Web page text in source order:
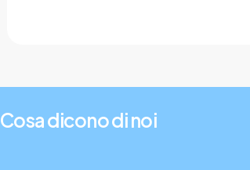
Cosa dicono di noi